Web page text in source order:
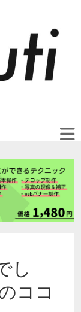
し
ココ